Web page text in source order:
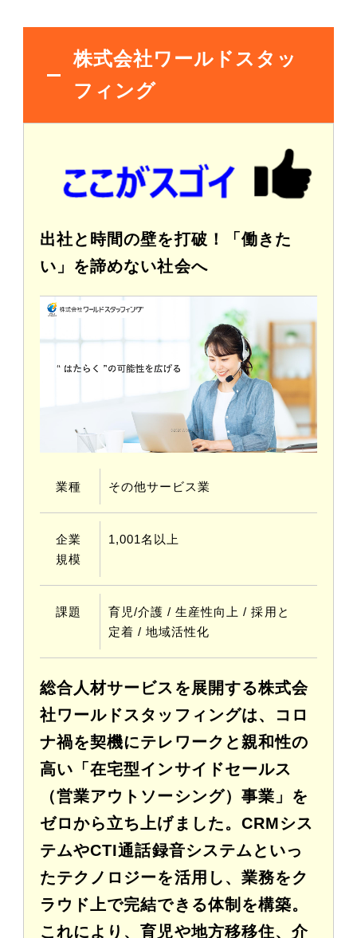
株式会社ワールドスタッ
フィング
出社と時間の壁を打破！「働きた
い」を諦めない社会へ
業種 その他サービス業
企業
規模
1,001名以上
課題
育児/介護 / 生産性向上 / 採⽤と
定着 / 地域活性化
総合人材サービスを展開する株式会
社ワールドスタッフィングは、コロ
ナ禍を契機にテレワークと親和性の
高い「在宅型インサイドセールス
（営業アウトソーシング）事業」を
ゼロから立ち上げました。CRMシス
テムやCTI通話録音システムといっ
たテクノロジーを活用し、業務をク
ラウド上で完結できる体制を構築。
これにより、育児や地方移移住、介